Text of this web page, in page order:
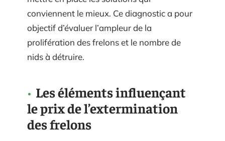
conviennent le mieux. Ce diagnostic a pour
objectif d’évaluer l’ampleur de la
prolifération des frelons et le nombre de
nids à détruire.
Les éléments influençant
le prix de l’extermination
des frelons